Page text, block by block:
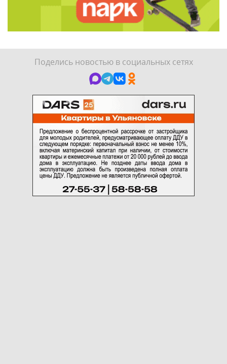
Поделись новостью в социальных сетях